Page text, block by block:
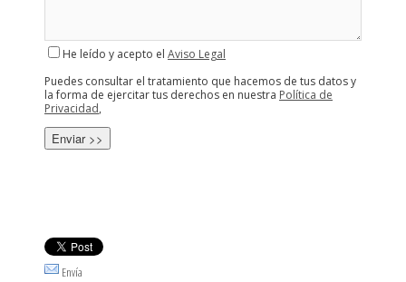
He leído y acepto el Aviso Legal
Puedes consultar el tratamiento que hacemos de tus datos y
la forma de ejercitar tus derechos en nuestra Política de
Privacidad,
Envía